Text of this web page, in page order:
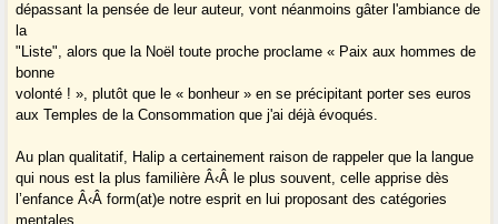
dépassant la pensée de leur auteur, vont néanmoins gâter l'ambiance de
la
"Liste", alors que la Noël toute proche proclame « Paix aux hommes de
bonne
volonté ! », plutôt que le « bonheur » en se précipitant porter ses euros
aux Temples de la Consommation que j'ai déjà évoqués.
Au plan qualitatif, Halip a certainement raison de rappeler que la langue
qui nous est la plus familière Â‹Â le plus souvent, celle apprise dès
l’enfance Â‹Â form(at)e notre esprit en lui proposant des catégories
mentales